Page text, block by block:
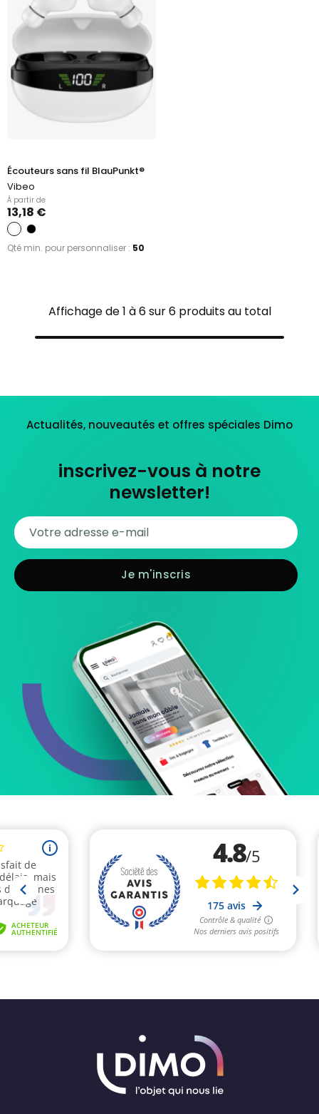
Écouteurs sans fil BlauPunkt®
Vibeo
À partir de
13,18 €
Qté min. pour personnaliser : 50
Affichage de 1 à 6 sur 6 produits au total
Actualités, nouveautés et offres spéciales Dimo
inscrivez-vous à notre
newsletter!